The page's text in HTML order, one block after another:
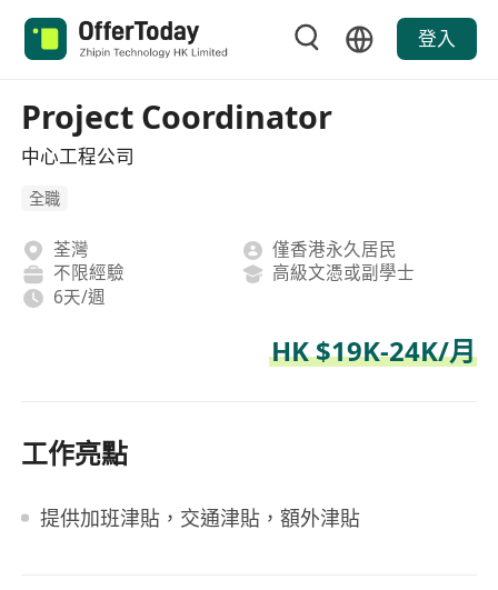
登入
Project Coordinator
中心工程公司
全職
荃灣
僅香港永久居民
不限經驗
高級文憑或副學士
6天/週
HK $19K-24K/月
工作亮點
提供加班津貼，交通津貼，額外津貼